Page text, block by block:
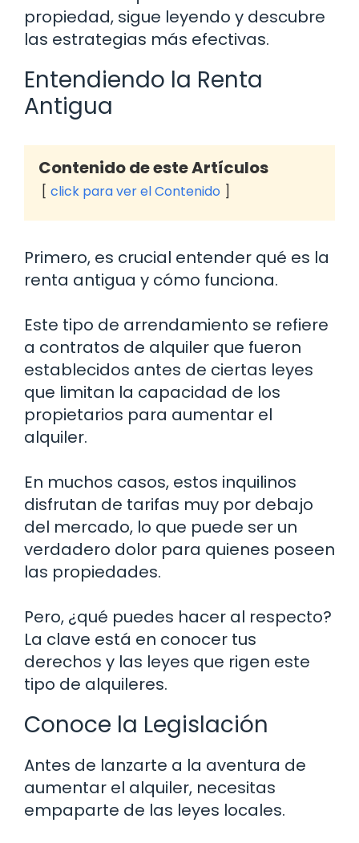
propiedad, sigue leyendo y descubre
las estrategias más efectivas.
Entendiendo la Renta
Antigua
Contenido de este Artículos
click para ver el Contenido
Primero, es crucial entender qué es la
renta antigua y cómo funciona.
Este tipo de arrendamiento se refiere
a contratos de alquiler que fueron
establecidos antes de ciertas leyes
que limitan la capacidad de los
propietarios para aumentar el
alquiler.
En muchos casos, estos inquilinos
disfrutan de tarifas muy por debajo
del mercado, lo que puede ser un
verdadero dolor para quienes poseen
las propiedades.
Pero, ¿qué puedes hacer al respecto?
La clave está en conocer tus
derechos y las leyes que rigen este
tipo de alquileres.
Conoce la Legislación
Antes de lanzarte a la aventura de
aumentar el alquiler, necesitas
empaparte de las leyes locales.